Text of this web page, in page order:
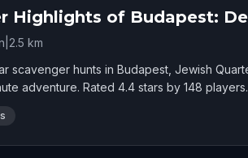
Highlights of Budapest:
2.5 km
scavenger hunts in Budapest, Jewish
adventure. Rated 4.4 stars by 148 players.